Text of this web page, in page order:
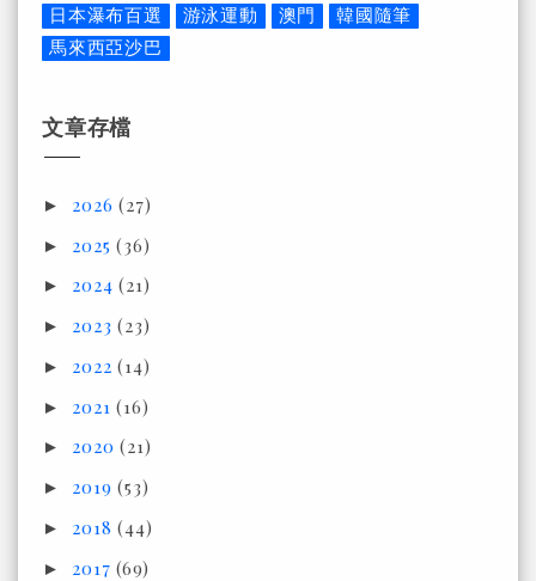
日本瀑布百選
游泳運動 澳門
韓國隨筆
馬來西亞沙巴
文章存檔
► 2026(27)
► 2025(36)
► 2024(21)
► 2023(23)
► 2022(14)
► 2021(16)
► 2020(21)
► 2019(53)
► 2018(44)
► 2017(69)